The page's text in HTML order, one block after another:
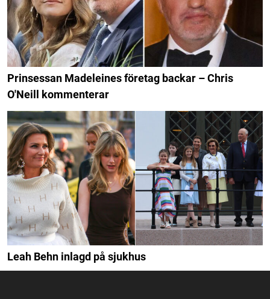
Prinsessan Madeleines företag backar – Chris
O'Neill kommenterar
Leah Behn inlagd på sjukhus